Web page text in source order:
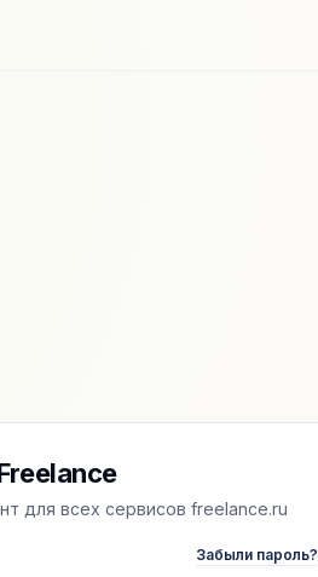
для всех сервисов freelance.ru
Забыли пароль?